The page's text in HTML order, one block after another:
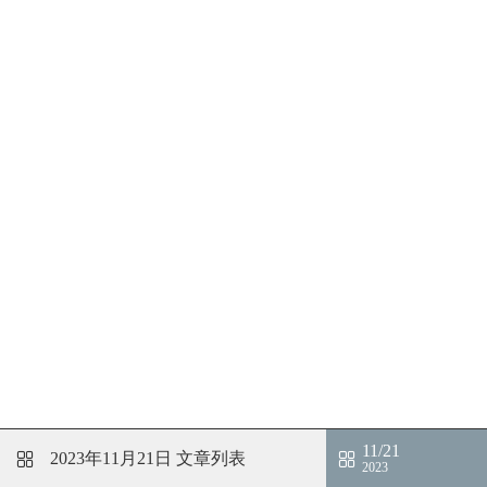
2023年11月21日 文章列表 11/21
2023